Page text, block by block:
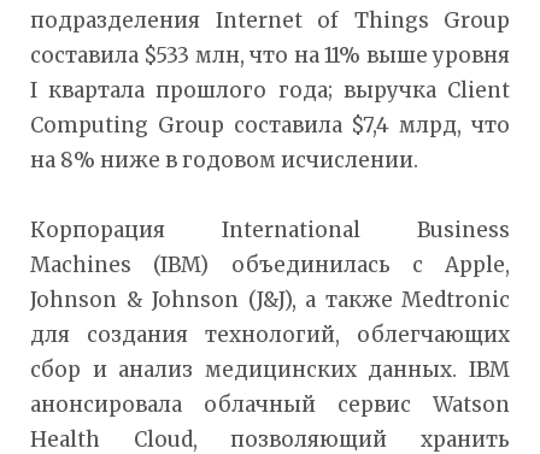
подразделения Internet of Things Group
составила $533 млн, что на 11% выше уровня
I квартала прошлого года; выручка Client
Computing Group составила $7,4 млрд, что
на 8% ниже в годовом исчислении.
Корпорация International Business
Machines (IBM) объединилась с Apple,
Johnson & Johnson (J&J), а также Medtronic
для создания технологий, облегчающих
сбор и анализ медицинских данных. IBM
анонсировала облачный сервис Watson
Health Cloud, позволяющий хранить